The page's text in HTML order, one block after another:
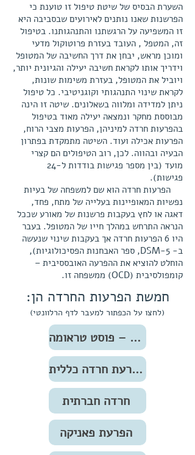
השערת הבסיס של שיטת טיפול זו טוענת כי
הפרשנות שאנו נותנים לאירועים שבסביבה היא
זו המשפיעה על הרגשתנו והתנהגותנו. בטיפול
זה, המטפל , העובד בעזרת פרוטוקול מדעי
ומוכן מראש, יבחן את דרך החשיבה של המטופל
וידריך אותו לקראת חשיבה יעילה והגיונית יותר,
ויוביל את המטופל, בעזרת משימות שונות,
לקראת שינוי התנהגותי וקוגניטיבי. כל טיפול
ניתן למדידה ומלווה בשאלונים. שיטה זו הינה
מבוססת מחקר ונמצאה יעילה מאוד בטיפול
בהפרעות חרדה למיניהן, הפרעות מצבי הרוח,
הפרעות אכילה ועוד. השיטה מתמקדת בפתרון
הבעיה ובהווה. לכן, רוב הטיפולים הם קצרי
מועד (בין מספר פגישות בודדות ל-24
פגישות).
הפרעות חרדה הוא שם למשפחה של בעיות
נפשיות המאופיינות בעלייה של מתח, פחד,
דאגה או לחץ בעקבות פרשנות של מאורע שככל
הנראה התרחש במהלך חייו של המטופל. בעבר
היו 6 הפרעות חרדה אך בעקבות שינוי שנעשה
ב- DSM-5, ספר האבחנות הפסיכולוגיות),
הוחלט להוציא את ההפרעה האובססיבית –
קומפולסיבית (OCD) ממשפחה זו.
חמשת הפרעות החרדה הן:
(לחצו על הכפתור למעבר לדף הרלוונטי)
פוסט טראומה – PTSD
הפרעת חרדה כללית
חרדה חברתית
הפרעת פאניקה